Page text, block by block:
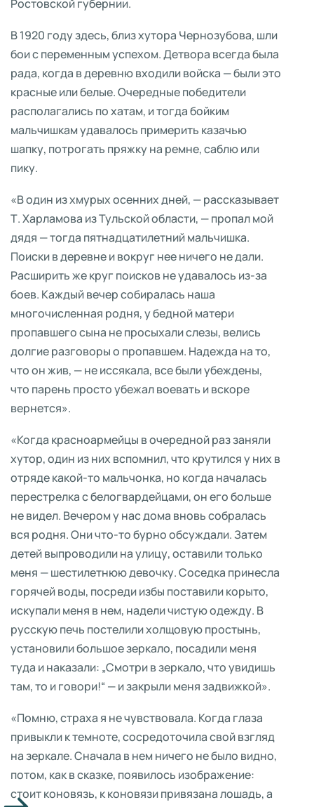
Ростовской губернии.
В 1920 году здесь, близ хутора Чернозубова, шли
бои с переменным успехом. Детвора всегда была
рада, когда в деревню входили войска — были это
красные или белые. Очередные победители
располагались по хатам, и тогда бойким
мальчишкам удавалось примерить казачью
шапку, потрогать пряжку на ремне, саблю или
пику.
«В один из хмурых осенних дней, — рассказывает
Т. Харламова из Тульской области, — пропал мой
дядя — тогда пятнадцатилетний мальчишка.
Поиски в деревне и вокруг нее ничего не дали.
Расширить же круг поисков не удавалось из-за
боев. Каждый вечер собиралась наша
многочисленная родня, у бедной матери
пропавшего сына не просыхали слезы, велись
долгие разговоры о пропавшем. Надежда на то,
что он жив, — не иссякала, все были убеждены,
что парень просто убежал воевать и вскоре
вернется».
«Когда красноармейцы в очередной раз заняли
хутор, один из них вспомнил, что крутился у них в
отряде какой-то мальчонка, но когда началась
перестрелка с белогвардейцами, он его больше
не видел. Вечером у нас дома вновь собралась
вся родня. Они что-то бурно обсуждали. Затем
детей выпроводили на улицу, оставили только
меня — шестилетнюю девочку. Соседка принесла
горячей воды, посреди избы поставили корыто,
искупали меня в нем, надели чистую одежду. В
русскую печь постелили холщовую простынь,
установили большое зеркало, посадили меня
туда и наказали: „Смотри в зеркало, что увидишь
там, то и говори!“ — и закрыли меня задвижкой».
«Помню, страха я не чувствовала. Когда глаза
привыкли к темноте, сосредоточила свой взгляд
на зеркале. Сначала в нем ничего не было видно,
потом, как в сказке, появилось изображение:
стоит коновязь, к коновязи привязана лошадь, а